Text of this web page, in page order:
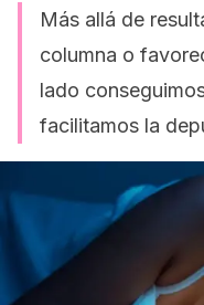
Más allá de
columna o
lado
facilitamos la